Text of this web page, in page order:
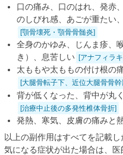
口の痛み、口のはれ、発赤
のしびれ感、あごが重たい
[顎骨壊死・顎骨骨髄炎]
全身のかゆみ、じんま疹、
き）、息苦しい [アナフィラ
太ももや太ももの付け根の
[大腿骨転子下、近位大腿骨骨
背が低くなった、背中が丸
[治療中止後の多発性椎体骨折]
発熱、寒気、皮膚の痛みと
以上の副作用はすべてを記載
気になる症状が出た場合は、医